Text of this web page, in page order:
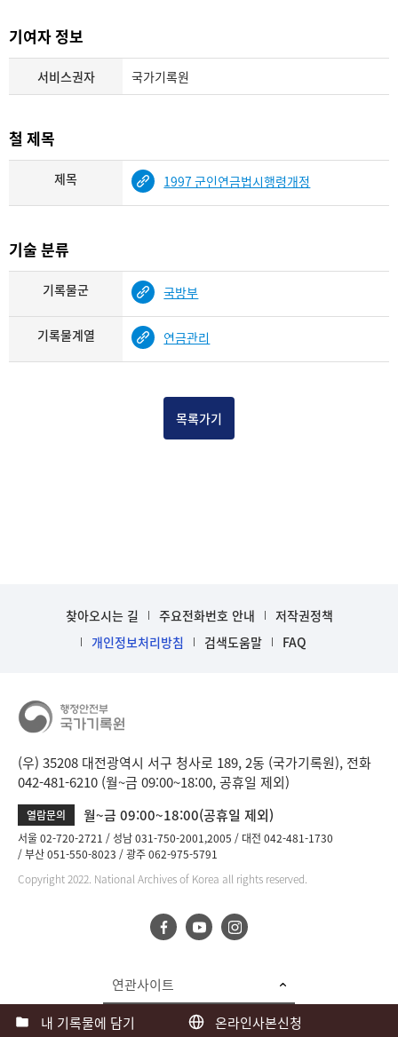
기여자 정보
서비스권자 국가기록원
철 제목
제목 1997 군인연금법시행령개정
기술 분류
기록물군 국방부
기록물계열 연금관리
목록가기
내 기록물에 담기 온라인사본신청
찾아오시는 길 주요전화번호 안내
저작권정책
개인정보처리방침
검색도움말 FAQ
(우) 35208 대전광역시 서구 청사로 189, 2동 (국가기록원), 전화
042-481-6210 (월~금 09:00~18:00, 공휴일 제외)
열람문의 월~금 09:00~18:00(공휴일 제외)
서울 02-720-2721 성남 031-750-2001,2005
대전 042-481-1730
부산 051-550-8023
광주 062-975-5791
Copyright 2022. National Archives of Korea all rights reserved.
연관사이트